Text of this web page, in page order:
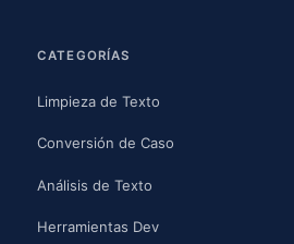
CATEGORÍAS
Limpieza de Texto
Conversión de Caso
Análisis de Texto
Herramientas Dev